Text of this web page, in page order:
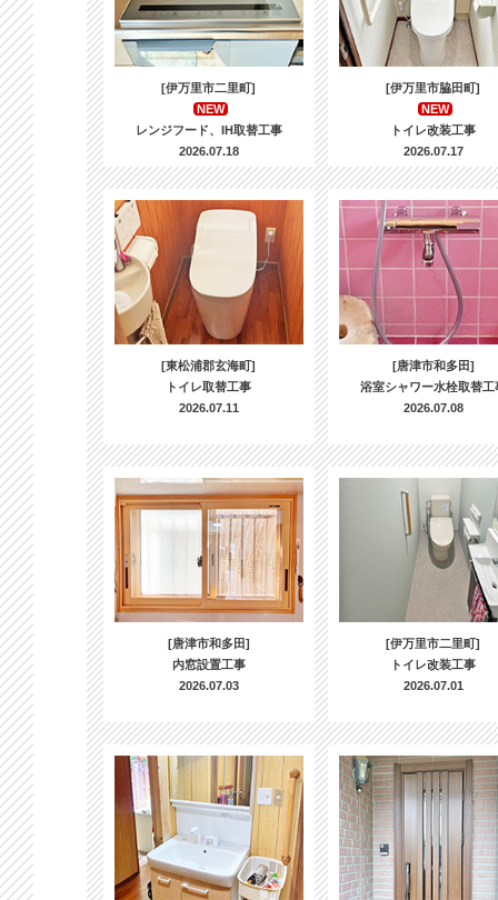
[伊万里市二里町]
NEW
レンジフード、IH取替工事
2026.07.18
[伊万里市脇田町]
NEW
トイレ改装工事
2026.07.17
[東松浦郡玄海町]
トイレ取替工事
2026.07.11
[唐津市和多田]
浴室シャワー水栓取替工
2026.07.08
[唐津市和多田]
内窓設置工事
2026.07.03
[伊万里市二里町]
トイレ改装工事
2026.07.01